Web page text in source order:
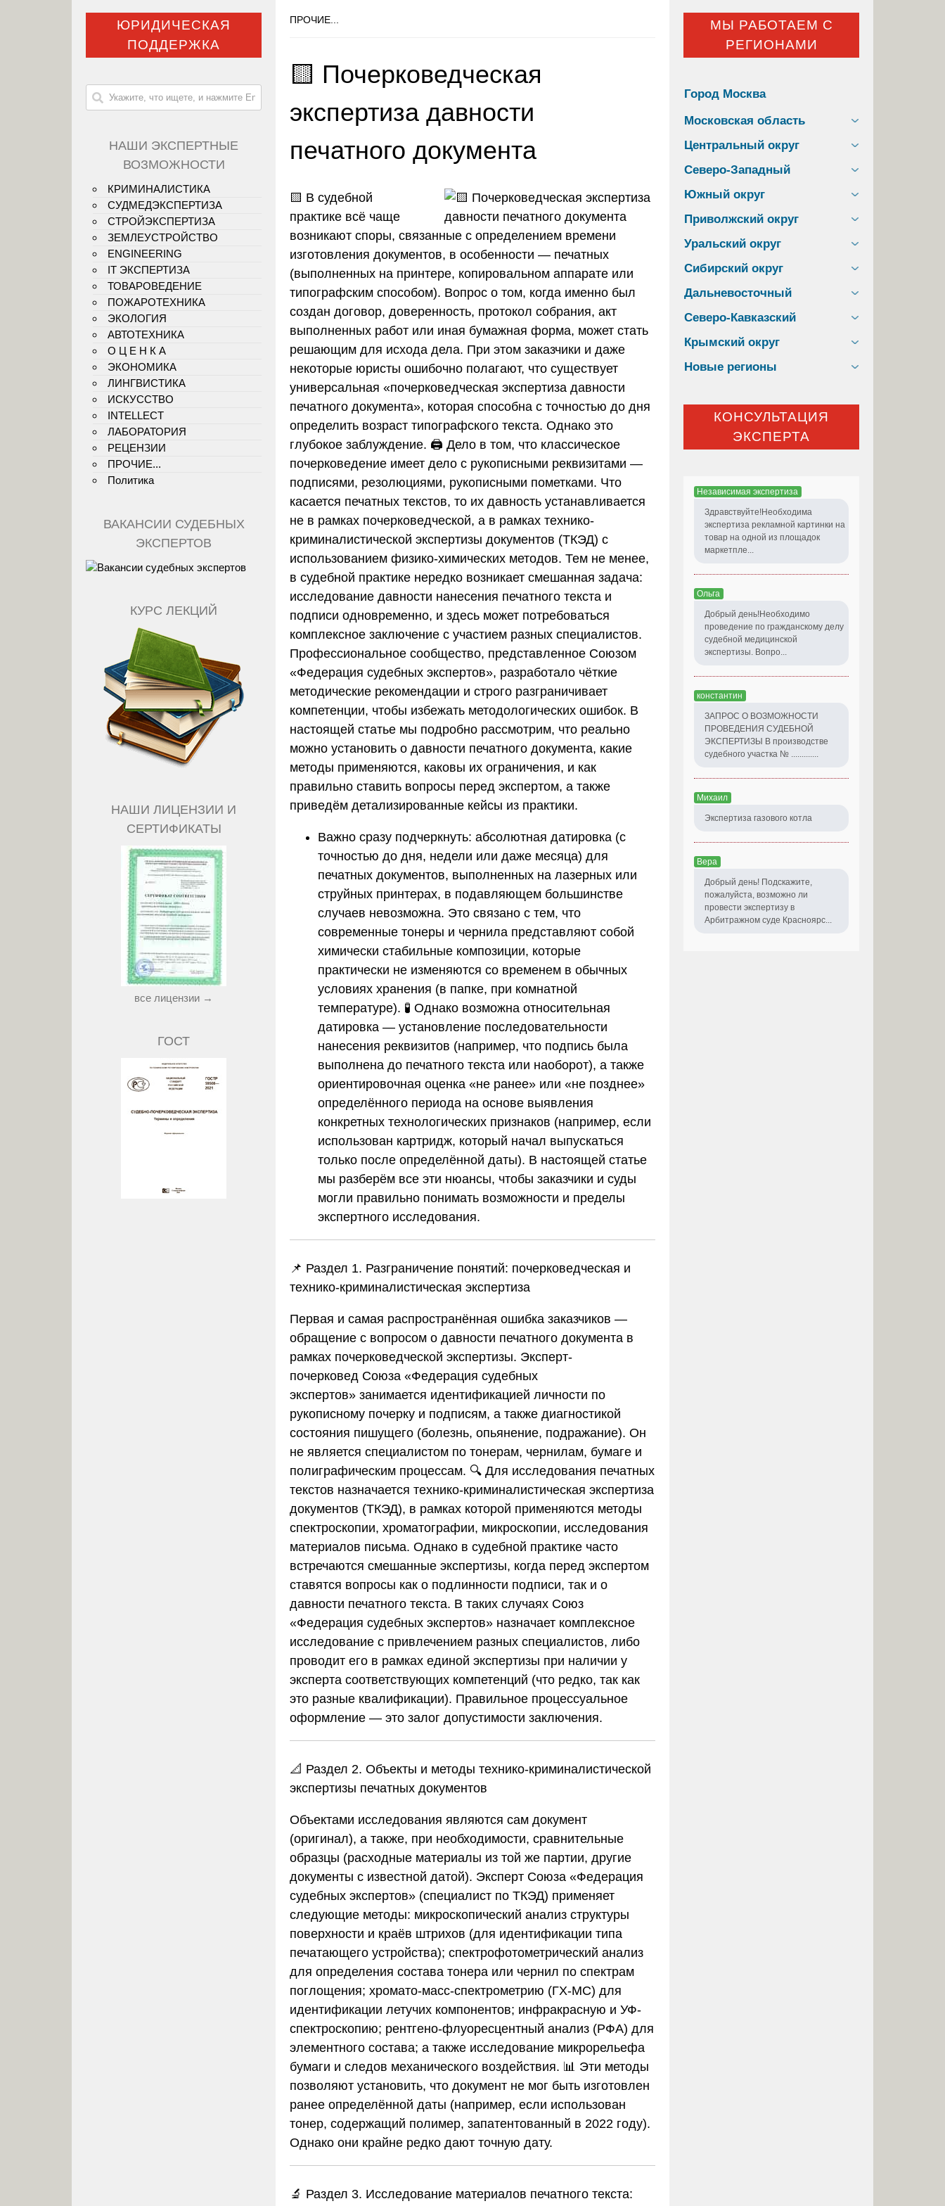
ПРОЧИЕ...
🟨 Почерковедческая
экспертиза давности
печатного документа
🟨 В судебной
практике всё чаще
возникают споры, связанные с определением времени
изготовления документов, в особенности — печатных
(выполненных на принтере, копировальном аппарате или
типографским способом). Вопрос о том, когда именно был
создан договор, доверенность, протокол собрания, акт
выполненных работ или иная бумажная форма, может стать
решающим для исхода дела. При этом заказчики и даже
некоторые юристы ошибочно полагают, что существует
универсальная «почерковедческая экспертиза давности
печатного документа», которая способна с точностью до дня
определить возраст типографского текста. Однако это
глубокое заблуждение. 🖨️ Дело в том, что классическое
почерковедение имеет дело с рукописными реквизитами —
подписями, резолюциями, рукописными пометками. Что
касается печатных текстов, то их давность устанавливается
не в рамках почерковедческой, а в рамках технико-
криминалистической экспертизы документов (ТКЭД) с
использованием физико-химических методов. Тем не менее,
в судебной практике нередко возникает смешанная задача:
исследование давности нанесения печатного текста и
подписи одновременно, и здесь может потребоваться
комплексное заключение с участием разных специалистов.
Профессиональное сообщество, представленное Союзом
«Федерация судебных экспертов», разработало чёткие
методические рекомендации и строго разграничивает
компетенции, чтобы избежать методологических ошибок. В
настоящей статье мы подробно рассмотрим, что реально
можно установить о давности печатного документа, какие
методы применяются, каковы их ограничения, и как
правильно ставить вопросы перед экспертом, а также
приведём детализированные кейсы из практики.
Важно сразу подчеркнуть: абсолютная датировка (с
точностью до дня, недели или даже месяца) для
печатных документов, выполненных на лазерных или
струйных принтерах, в подавляющем большинстве
случаев невозможна. Это связано с тем, что
современные тонеры и чернила представляют собой
химически стабильные композиции, которые
практически не изменяются со временем в обычных
условиях хранения (в папке, при комнатной
температуре). 🧪 Однако возможна относительная
датировка — установление последовательности
нанесения реквизитов (например, что подпись была
выполнена до печатного текста или наоборот), а также
ориентировочная оценка «не ранее» или «не позднее»
определённого периода на основе выявления
конкретных технологических признаков (например, если
использован картридж, который начал выпускаться
только после определённой даты). В настоящей статье
мы разберём все эти нюансы, чтобы заказчики и суды
могли правильно понимать возможности и пределы
экспертного исследования.
📌 Раздел 1. Разграничение понятий: почерковедческая и
технико-криминалистическая экспертиза
Первая и самая распространённая ошибка заказчиков —
обращение с вопросом о давности печатного документа в
рамках почерковедческой экспертизы. Эксперт-
почерковед Союза «Федерация судебных
экспертов» занимается идентификацией личности по
рукописному почерку и подписям, а также диагностикой
состояния пишущего (болезнь, опьянение, подражание). Он
не является специалистом по тонерам, чернилам, бумаге и
полиграфическим процессам. 🔍 Для исследования печатных
текстов назначается технико-криминалистическая экспертиза
документов (ТКЭД), в рамках которой применяются методы
спектроскопии, хроматографии, микроскопии, исследования
материалов письма. Однако в судебной практике часто
встречаются смешанные экспертизы, когда перед экспертом
ставятся вопросы как о подлинности подписи, так и о
давности печатного текста. В таких случаях Союз
«Федерация судебных экспертов» назначает комплексное
исследование с привлечением разных специалистов, либо
проводит его в рамках единой экспертизы при наличии у
эксперта соответствующих компетенций (что редко, так как
это разные квалификации). Правильное процессуальное
оформление — это залог допустимости заключения.
📐 Раздел 2. Объекты и методы технико-криминалистической
экспертизы печатных документов
Объектами исследования являются сам документ
(оригинал), а также, при необходимости, сравнительные
образцы (расходные материалы из той же партии, другие
документы с известной датой). Эксперт Союза «Федерация
судебных экспертов» (специалист по ТКЭД) применяет
следующие методы: микроскопический анализ структуры
поверхности и краёв штрихов (для идентификации типа
печатающего устройства); спектрофотометрический анализ
для определения состава тонера или чернил по спектрам
поглощения; хромато-масс-спектрометрию (ГХ-МС) для
идентификации летучих компонентов; инфракрасную и УФ-
спектроскопию; рентгено-флуоресцентный анализ (РФА) для
элементного состава; а также исследование микрорельефа
бумаги и следов механического воздействия. 📊 Эти методы
позволяют установить, что документ не мог быть изготовлен
ранее определённой даты (например, если использован
тонер, содержащий полимер, запатентованный в 2022 году).
Однако они крайне редко дают точную дату.
🔬 Раздел 3. Исследование материалов печатного текста:
ЮРИДИЧЕСКАЯ
ПОДДЕРЖКА
НАШИ ЭКСПЕРТНЫЕ
ВОЗМОЖНОСТИ
КРИМИНАЛИСТИКА
СУДМЕДЭКСПЕРТИЗА
СТРОЙЭКСПЕРТИЗА
ЗЕМЛЕУСТРОЙСТВО
ENGINEERING
IT ЭКСПЕРТИЗА
ТОВАРОВЕДЕНИЕ
ПОЖАРОТЕХНИКА
ЭКОЛОГИЯ
АВТОТЕХНИКА
О Ц Е Н К А
ЭКОНОМИКА
ЛИНГВИСТИКА
ИСКУССТВО
INTELLECT
ЛАБОРАТОРИЯ
РЕЦЕНЗИИ
ПРОЧИЕ...
Политика
ВАКАНСИИ СУДЕБНЫХ
ЭКСПЕРТОВ
КУРС ЛЕКЦИЙ
НАШИ ЛИЦЕНЗИИ И
СЕРТИФИКАТЫ
все лицензии →
ГОСТ
МЫ РАБОТАЕМ С
РЕГИОНАМИ
Город Москва
Московская область
Центральный округ
Северо-Западный
Южный округ
Приволжский округ
Уральский округ
Сибирский округ
Дальневосточный
Северо-Кавказский
Крымский округ
Новые регионы
КОНСУЛЬТАЦИЯ
ЭКСПЕРТА
Независимая экспертиза
Здравствуйте!Необходима
экспертиза рекламной картинки на
товар на одной из площадок
маркетпле...
Ольга
Добрый день!Необходимо
проведение по гражданскому делу
судебной медицинской
экспертизы. Вопро...
константин
ЗАПРОС О ВОЗМОЖНОСТИ
ПРОВЕДЕНИЯ СУДЕБНОЙ
ЭКСПЕРТИЗЫ В производстве
судебного участка № .............
Михаил
Экспертиза газового котла
Вера
Добрый день! Подскажите,
пожалуйста, возможно ли
провести экспертизу в
Арбитражном суде Красноярс...